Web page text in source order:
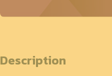
Description